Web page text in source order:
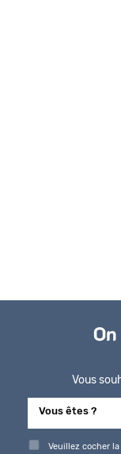
Vous
Veuillez cocher